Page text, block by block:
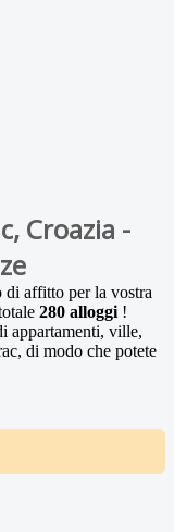
Croazia -
di affitto per la vostra
280 alloggi !
appartamenti, ville,
di modo che potete